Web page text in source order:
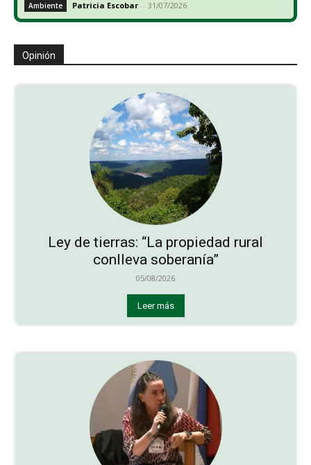
Ambiente Patricia Escobar - 31/07/2026
Opinión
Ley de tierras: “La propiedad rural
conlleva soberanía”
05/08/2026
Leer más